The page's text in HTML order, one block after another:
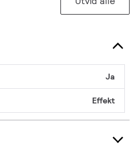
Ja
Effekt